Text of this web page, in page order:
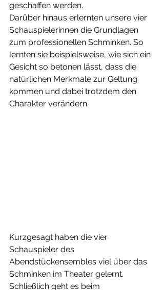
geschaffen werden.
Darüber hinaus erlernten unsere vier
Schauspielerinnen die Grundlagen
zum professionellen Schminken. So
lernten sie beispielsweise, wie sich ein
Gesicht so betonen lässt, dass die
natürlichen Merkmale zur Geltung
kommen und dabei trotzdem den
Charakter verändern.
Kurzgesagt haben die vier
Schauspieler des
Abendstückensembles viel über das
Schminken im Theater gelernt.
Schließlich geht es beim